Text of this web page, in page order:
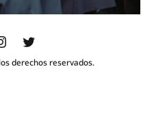
derechos reservados.